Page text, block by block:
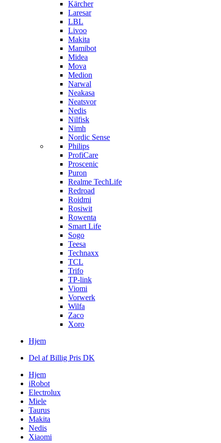
Kärcher
Laresar
LBL
Livoo
Makita
Mamibot
Midea
Mova
Medion
Narwal
Neakasa
Neatsvor
Nedis
Nilfisk
Nimh
Nordic Sense
Philips
ProfiCare
Proscenic
Puron
Realme TechLife
Redroad
Roidmi
Rosiwit
Rowenta
Smart Life
Sogo
Teesa
Technaxx
TCL
Trifo
TP-link
Viomi
Vorwerk
Wilfa
Zaco
Xoro
Hjem
Del af Billig Pris DK
Hjem
iRobot
Electrolux
Miele
Taurus
Makita
Nedis
Xiaomi